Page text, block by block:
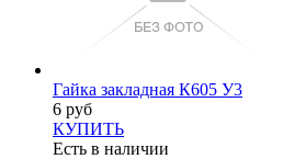
Гайка закладная К605 У3
6 руб
КУПИТЬ
Есть в наличии